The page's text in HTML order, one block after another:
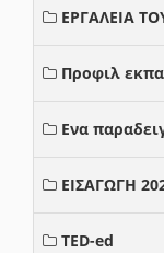
ΕΡΓΑΛΕΙΑ
Προφιλ
Ενα
ΕΙΣΑΓΩΓΗ
TED-ed